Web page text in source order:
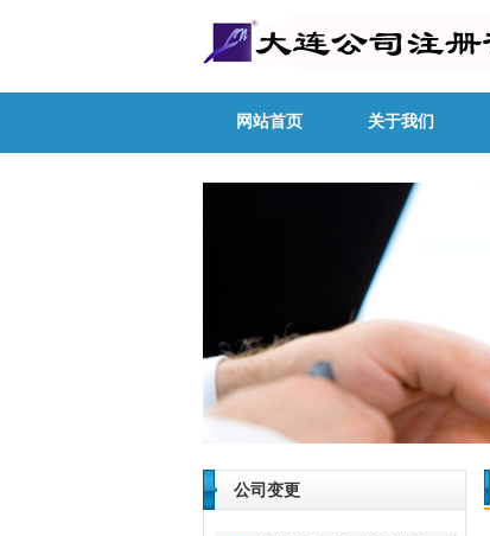
网站首页 关于我们
公司变更